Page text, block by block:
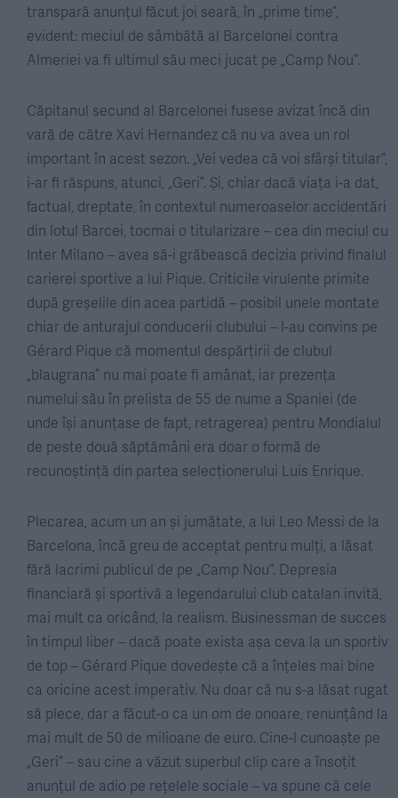
transpară anunțul făcut joi seară, în „prime time”,
evident: meciul de sâmbătă al Barcelonei contra
Almeriei va fi ultimul său meci jucat pe „Camp Nou”.
Căpitanul secund al Barcelonei fusese avizat încă din
vară de către Xavi Hernandez că nu va avea un rol
important în acest sezon. „Vei vedea că voi sfârși titular”,
i-ar fi răspuns, atunci, „Geri”. Și, chiar dacă viața i-a dat,
factual, dreptate, în contextul numeroaselor accidentări
din lotul Barcei, tocmai o titularizare – cea din meciul cu
Inter Milano – avea să-i grăbească decizia privind finalul
carierei sportive a lui Pique. Criticile virulente primite
după greșelile din acea partidă – posibil unele montate
chiar de anturajul conducerii clubului – l-au convins pe
Gérard Pique că momentul despărțirii de clubul
„blaugrana” nu mai poate fi amânat, iar prezența
numelui său în prelista de 55 de nume a Spaniei (de
unde își anunțase de fapt, retragerea) pentru Mondialul
de peste două săptămâni era doar o formă de
recunoștință din partea selecționerului Luis Enrique.
Plecarea, acum un an și jumătate, a lui Leo Messi de la
Barcelona, încă greu de acceptat pentru mulți, a lăsat
fără lacrimi publicul de pe „Camp Nou”. Depresia
financiară și sportivă a legendarului club catalan invită,
mai mult ca oricând, la realism. Businessman de succes
în timpul liber – dacă poate exista așa ceva la un sportiv
de top – Gérard Pique dovedește că a înțeles mai bine
ca oricine acest imperativ. Nu doar că nu s-a lăsat rugat
să plece, dar a făcut-o ca un om de onoare, renunțând la
mai mult de 50 de milioane de euro. Cine-l cunoaște pe
„Geri” – sau cine a văzut superbul clip care a însoțit
anunțul de adio pe rețelele sociale – va spune că cele